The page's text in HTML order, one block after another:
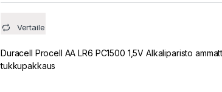
Vertaile
Duracell Procell AA LR6 PC1500 1,5V Alkaliparisto
tukkupakkaus